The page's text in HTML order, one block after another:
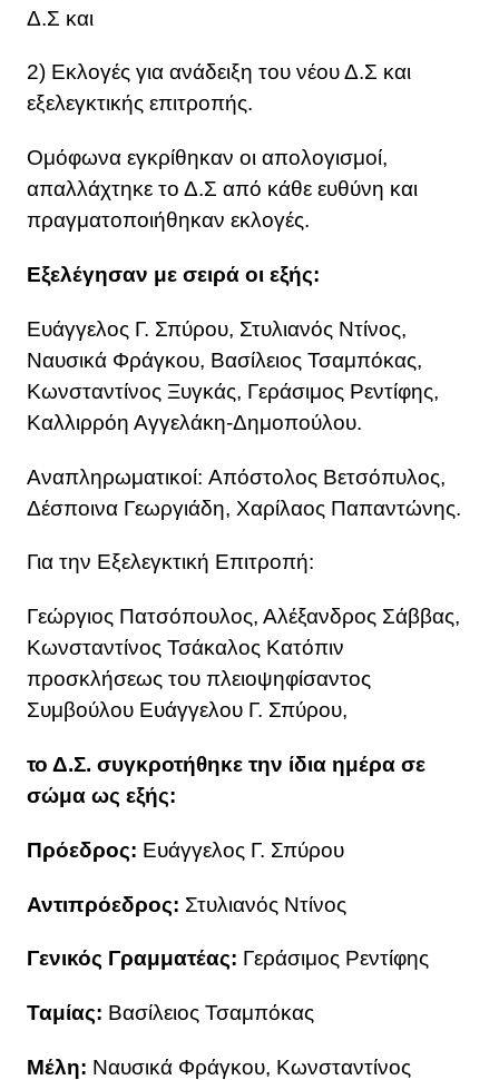
Δ.Σ και
2) Εκλογές για ανάδειξη του νέου Δ.Σ και
εξελεγκτικής επιτροπής.
Ομόφωνα εγκρίθηκαν οι απολογισμοί,
απαλλάχτηκε το Δ.Σ από κάθε ευθύνη και
πραγματοποιήθηκαν εκλογές.
Εξελέγησαν με σειρά οι εξής:
Ευάγγελος Γ. Σπύρου, Στυλιανός Ντίνος,
Ναυσικά Φράγκου, Βασίλειος Τσαμπόκας,
Κωνσταντίνος Ξυγκάς, Γεράσιμος Ρεντίφης,
Καλλιρρόη Αγγελάκη-Δημοπούλου.
Αναπληρωματικοί: Απόστολος Βετσόπυλος,
Δέσποινα Γεωργιάδη, Χαρίλαος Παπαντώνης.
Για την Εξελεγκτική Επιτροπή:
Γεώργιος Πατσόπουλος, Αλέξανδρος Σάββας,
Κωνσταντίνος Τσάκαλος Κατόπιν
προσκλήσεως του πλειοψηφίσαντος
Συμβούλου Ευάγγελου Γ. Σπύρου,
το Δ.Σ. συγκροτήθηκε την ίδια ημέρα σε
σώμα ως εξής:
Πρόεδρος: Ευάγγελος Γ. Σπύρου
Αντιπρόεδρος: Στυλιανός Ντίνος
Γενικός Γραμματέας: Γεράσιμος Ρεντίφης
Ταμίας: Βασίλειος Τσαμπόκας
Μέλη: Ναυσικά Φράγκου, Κωνσταντίνος